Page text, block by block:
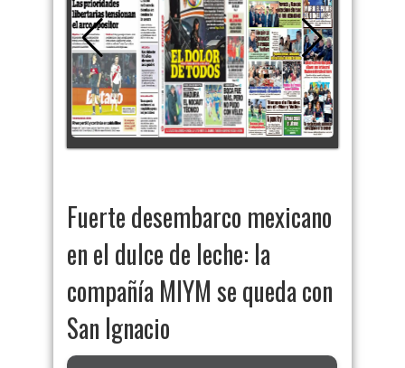
Fuerte desembarco mexicano
en el dulce de leche: la
compañía MIYM se queda con
San Ignacio